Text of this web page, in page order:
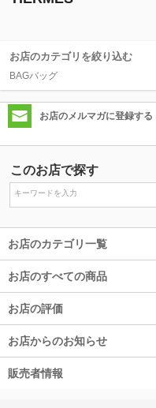
お店のカテゴリを絞り込む
BAGバッグ
お店のメルマガに登録する
このお店で探す
お店のカテゴリ一覧
お店のすべての商品
お店の評価
お店からのお知らせ
販売者情報
キーワード
除外ワード